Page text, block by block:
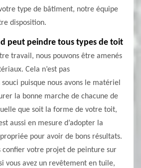
type de bâtiment, notre équipe
disposition.
peut peindre tous types de toit
travail, nous pouvons être amenés
Cela n’est pas
puisque nous avons le matériel
la bonne marche de chacune de
que soit la forme de votre toit,
aussi en mesure d’adopter la
pour avoir de bons résultats.
confier votre projet de peinture sur
vous avez un revêtement en tuile,